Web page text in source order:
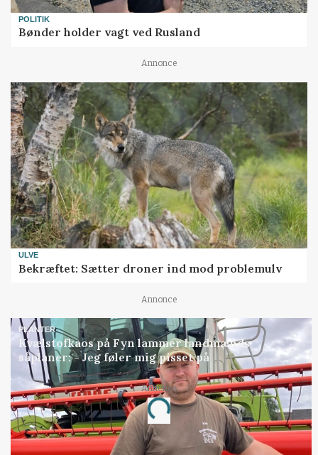
POLITIK
Bønder holder vagt ved Rusland
Annonce
ULVE
Bekræftet: Sætter droner ind mod problemulv
Annonce
PLANTER
Kvælstofkaos på Fyn lammer landmænds
såplaner: - Jeg føler mig pisset på
Annonce
Loading...